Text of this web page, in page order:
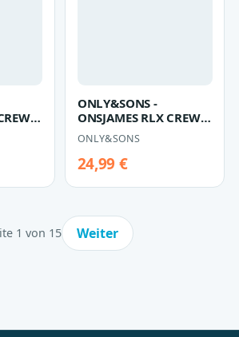
-
ONLY&SONS -
ONSJAMES RLX CREW
KNIT NOOS Oatmeal -
Gr. - XXL
ONLY&SONS
24,99 €
1 von 15 Weiter